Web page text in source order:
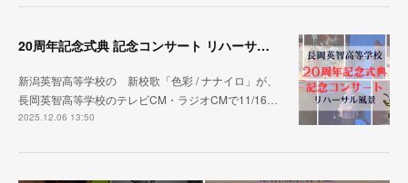
20周年記念式典 記念コンサート リハーサル映像 公開
新潟英智高等学校の 新校歌「色彩 / ナナイロ」が、
長岡英智高等学校のテレビCM・ラジオCMで11/16…
2025.12.06 13:50